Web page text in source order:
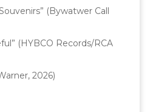
(Bywatwer Call
(HYBCO Records/RCA
2026)